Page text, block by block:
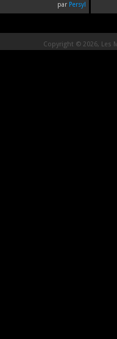
par Persyl
Copyright © 2026, Les